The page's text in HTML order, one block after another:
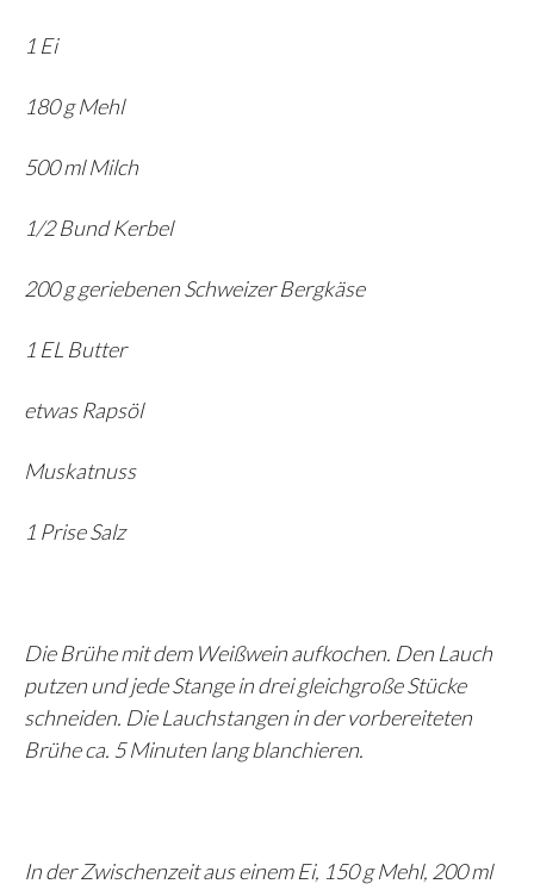
1 Ei
180 g Mehl
500 ml Milch
1/2 Bund Kerbel
200 g geriebenen Schweizer Bergkäse
1 EL Butter
etwas Rapsöl
Muskatnuss
1 Prise Salz
Die Brühe mit dem Weißwein aufkochen. Den Lauch
putzen und jede Stange in drei gleichgroße Stücke
schneiden. Die Lauchstangen in der vorbereiteten
Brühe ca. 5 Minuten lang blanchieren.
In der Zwischenzeit aus einem Ei, 150 g Mehl, 200 ml